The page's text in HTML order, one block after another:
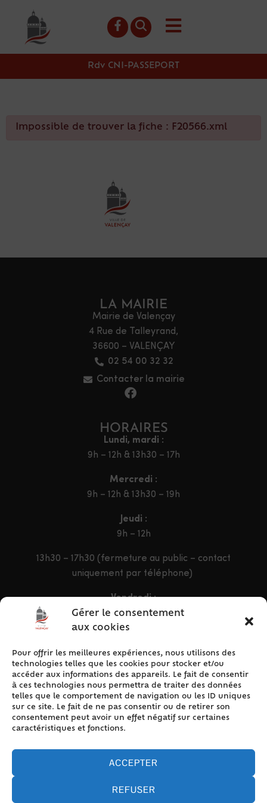
Gérer le consentement
aux cookies
Pour offrir les meilleures expériences, nous utilisons des
technologies telles que les cookies pour stocker et/ou
accéder aux informations des appareils. Le fait de consentir
à ces technologies nous permettra de traiter des données
telles que le comportement de navigation ou les ID uniques
sur ce site. Le fait de ne pas consentir ou de retirer son
consentement peut avoir un effet négatif sur certaines
caractéristiques et fonctions.
ACCEPTER
REFUSER
principal
Rdv CNI-PASSEPORT
Impossible de trouver la fiche : F20566.xml
LA MAIRIE
Mairie de Valençay
4 Rue de Talleyrand,
36600 – VALENÇAY
02 54 00 32 32
Contacter la mairie
HORAIRES
Lundi, mardi :
9h – 12h & 13h30 – 17h
Mercredi :
9h – 12h & 13h30 – 19h
Jeudi :
9h – 12h
13h30 – 17h30 (fermeture au public – contact
uniquement par téléphone)
Vendredi :
9h – 12h & 13h30 – 16h30
ACCÈS RAPIDE
Accueil
Contact
Plan du site
Mentions légales
Politique de cookies (UE)